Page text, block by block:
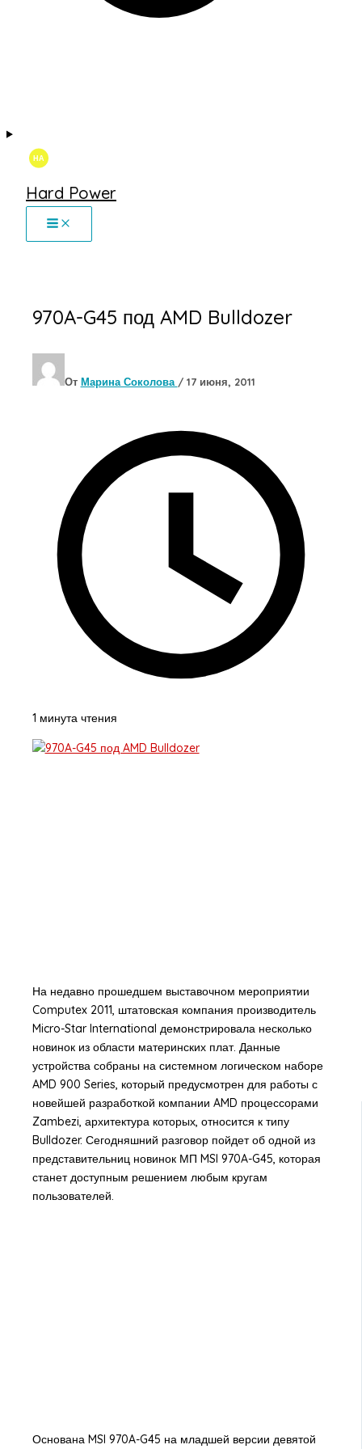
Hard Power
970A-G45 под AMD Bulldozer
От Марина Соколова / 17 июня, 2011
1 минута чтения
На недавно прошедшем выставочном мероприятии
Computex 2011, штатовская компания производитель
Micro-Star International демонстрировала несколько
новинок из области материнских плат. Данные
устройства собраны на системном логическом наборе
AMD 900 Series, который предусмотрен для работы с
новейшей разработкой компании AMD процессорами
Zambezi, архитектура которых, относится к типу
Bulldozer. Сегодняшний разговор пойдет об одной из
представительниц новинок МП MSI 970A-G45, которая
станет доступным решением любым кругам
пользователей.
Основана MSI 970A-G45 на младшей версии девятой